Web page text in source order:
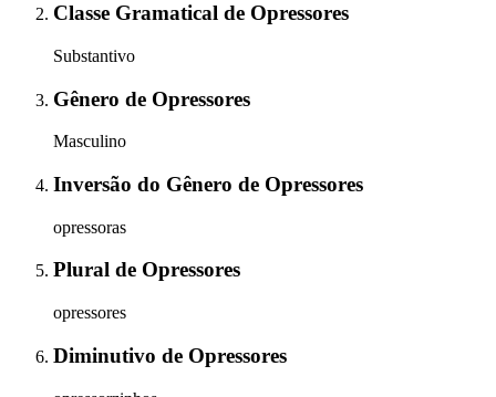
Classe Gramatical de Opressores
Substantivo
Gênero de Opressores
Masculino
Inversão do Gênero de Opressores
opressoras
Plural de Opressores
opressores
Diminutivo de Opressores